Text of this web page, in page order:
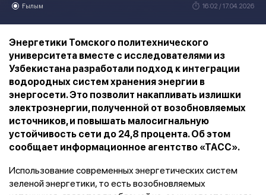
Ғылым 16:02 / 17.04.2026
Энергетики Томского политехнического
университета вместе с исследователями из
Узбекистана разработали подход к интеграции
водородных систем хранения энергии в
энергосети. Это позволит накапливать излишки
электроэнергии, полученной от возобновляемых
источников, и повышать малосигнальную
устойчивость сети до 24,8 процента. Об этом
сообщает информационное агентство «ТАСС».
Использование современных энергетических систем
зеленой энергетики, то есть возобновляемых